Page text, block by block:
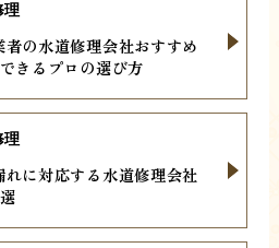
の水道修理会社おすすめ
きるプロの選び方
理
に対応する水道修理会社
理